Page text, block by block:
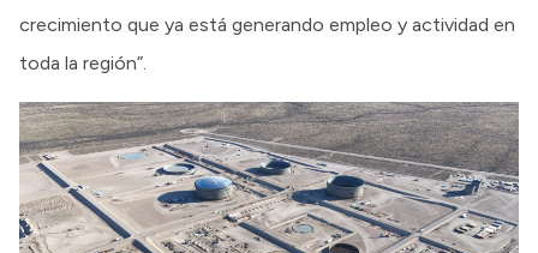
crecimiento que ya está generando empleo y actividad en
toda la región”.